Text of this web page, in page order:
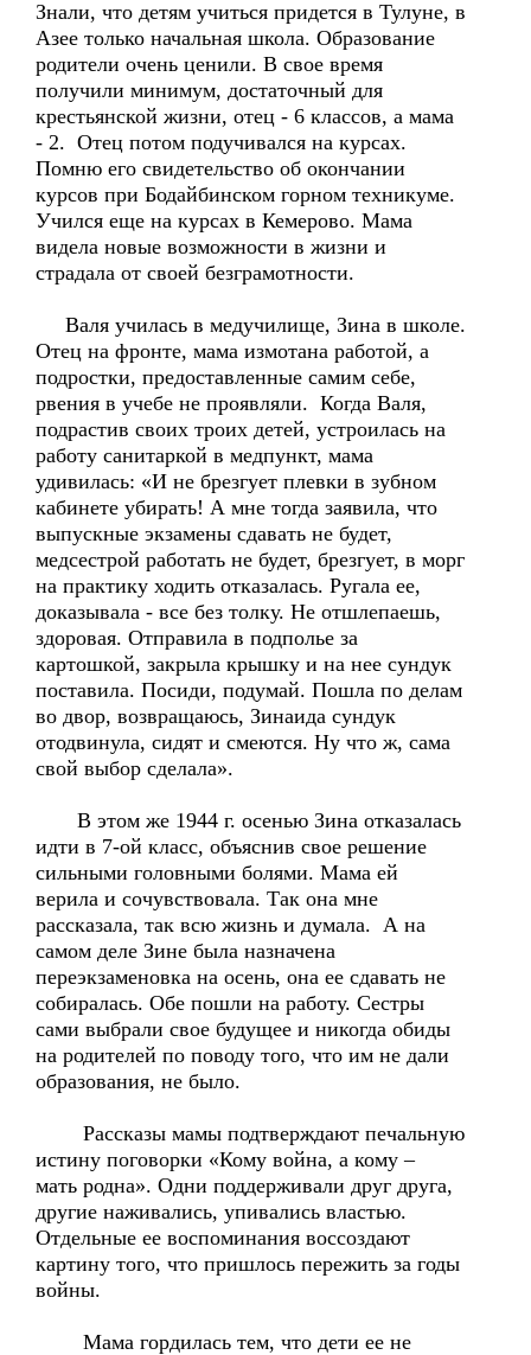
Знали, что детям учиться придется в Тулуне, в
Азее только начальная школа. Образование
родители очень ценили. В свое время
получили минимум, достаточный для
крестьянской жизни, отец - 6 классов, а мама
- 2. Отец потом подучивался на курсах.
Помню его свидетельство об окончании
курсов при Бодайбинском горном техникуме.
Учился еще на курсах в Кемерово. Мама
видела новые возможности в жизни и
страдала от своей безграмотности.
Валя училась в медучилище, Зина в школе.
Отец на фронте, мама измотана работой, а
подростки, предоставленные самим себе,
рвения в учебе не проявляли. Когда Валя,
подрастив своих троих детей, устроилась на
работу санитаркой в медпункт, мама
удивилась: «И не брезгует плевки в зубном
кабинете убирать! А мне тогда заявила, что
выпускные экзамены сдавать не будет,
медсестрой работать не будет, брезгует, в морг
на практику ходить отказалась. Ругала ее,
доказывала - все без толку. Не отшлепаешь,
здоровая. Отправила в подполье за
картошкой, закрыла крышку и на нее сундук
поставила. Посиди, подумай. Пошла по делам
во двор, возвращаюсь, Зинаида сундук
отодвинула, сидят и смеются. Ну что ж, сама
свой выбор сделала».
В этом же 1944 г. осенью Зина отказалась
идти в 7-ой класс, объяснив свое решение
сильными головными болями. Мама ей
верила и сочувствовала. Так она мне
рассказала, так всю жизнь и думала. А на
самом деле Зине была назначена
переэкзаменовка на осень, она ее сдавать не
собиралась. Обе пошли на работу. Сестры
сами выбрали свое будущее и никогда обиды
на родителей по поводу того, что им не дали
образования, не было.
Рассказы мамы подтверждают печальную
истину поговорки «Кому война, а кому –
мать родна». Одни поддерживали друг друга,
другие наживались, упивались властью.
Отдельные ее воспоминания воссоздают
картину того, что пришлось пережить за годы
войны.
Мама гордилась тем, что дети ее не